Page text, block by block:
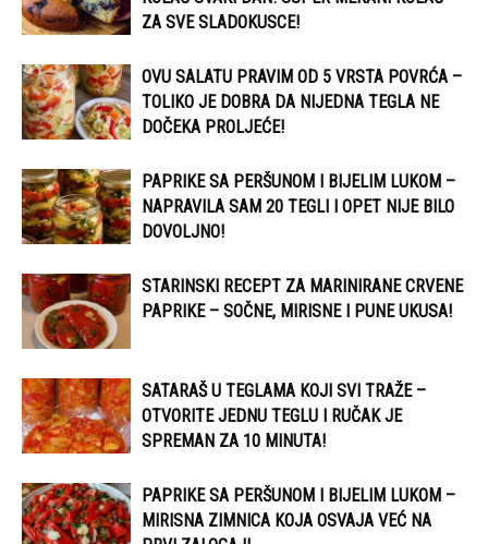
ZA SVE SLADOKUSCE!
OVU SALATU PRAVIM OD 5 VRSTA POVRĆA –
TOLIKO JE DOBRA DA NIJEDNA TEGLA NE
DOČEKA PROLJEĆE!
PAPRIKE SA PERŠUNOM I BIJELIM LUKOM –
NAPRAVILA SAM 20 TEGLI I OPET NIJE BILO
DOVOLJNO!
STARINSKI RECEPT ZA MARINIRANE CRVENE
PAPRIKE – SOČNE, MIRISNE I PUNE UKUSA!
SATARAŠ U TEGLAMA KOJI SVI TRAŽE –
OTVORITE JEDNU TEGLU I RUČAK JE
SPREMAN ZA 10 MINUTA!
PAPRIKE SA PERŠUNOM I BIJELIM LUKOM –
MIRISNA ZIMNICA KOJA OSVAJA VEĆ NA